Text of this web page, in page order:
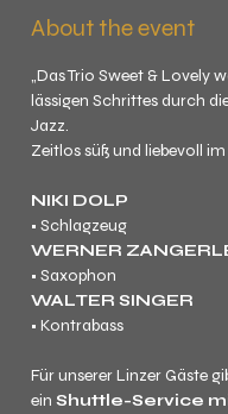
About the event
„Das Trio Sweet & Lovely
lässigen Schrittes durch
Jazz.
Zeitlos süß und liebevoll
NIKI DOLP
• Schlagzeug
WERNER
• Saxophon
WALTER SINGER
• Kontrabass
Für unserer Linzer Gäste
ein Shuttle-Service